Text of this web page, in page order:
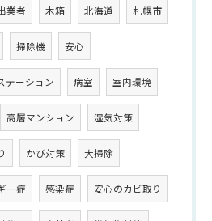
業者 木箱 北海道 札幌市
掃除機 安心
テーション 病室 室内環境
高層マンション 湿気対策
かび対策 大掃除
ー症 感染症 安心のカビ取り